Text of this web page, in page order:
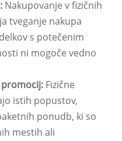
Nakupovanje v fizičnih
tveganje nakupa
s potečenim
ni mogoče vedno
Fizične
istih popustov,
ponudb, ki so
mestih ali